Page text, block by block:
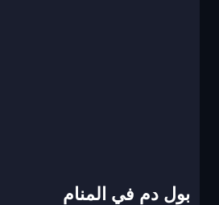
بول دم في المنام